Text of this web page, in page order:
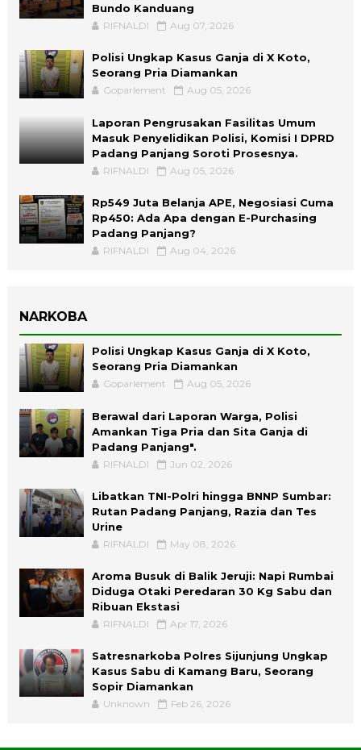
Bundo Kanduang
RIFNALDI Aug 07, 2026
Polisi Ungkap Kasus Ganja di X Koto,
Seorang Pria Diamankan
Goparlement Aug 05, 2026
Laporan Pengrusakan Fasilitas Umum
Masuk Penyelidikan Polisi, Komisi I DPRD
Padang Panjang Soroti Prosesnya.
RIFNALDI Aug 05, 2026
Rp549 Juta Belanja APE, Negosiasi Cuma
Rp450: Ada Apa dengan E-Purchasing
Padang Panjang?
RIFNALDI Aug 04, 2026
NARKOBA
Polisi Ungkap Kasus Ganja di X Koto,
Seorang Pria Diamankan
Goparlement Aug 05, 2026
Berawal dari Laporan Warga, Polisi
Amankan Tiga Pria dan Sita Ganja di
Padang Panjang".
RIFNALDI Jun 02, 2026
Libatkan TNI-Polri hingga BNNP Sumbar:
Rutan Padang Panjang, Razia dan Tes
Urine
RIFNALDI May 08, 2026
Aroma Busuk di Balik Jeruji: Napi Rumbai
Diduga Otaki Peredaran 30 Kg Sabu dan
Ribuan Ekstasi
RIFNALDI Apr 17, 2026
Satresnarkoba Polres Sijunjung Ungkap
Kasus Sabu di Kamang Baru, Seorang
Sopir Diamankan
Unknown Feb 26, 2026